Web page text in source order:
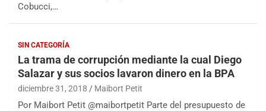
Cobucci,…
SIN CATEGORÍA
La trama de corrupción mediante la cual Diego
Salazar y sus socios lavaron dinero en la BPA
diciembre 31, 2018 Maibort Petit
Por Maibort Petit @maibortpetit Parte del presupuesto de